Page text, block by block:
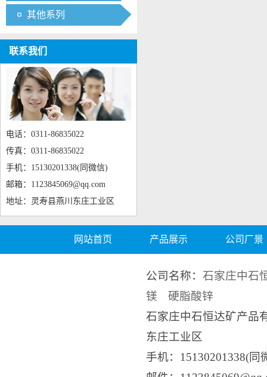
其他系列
联系我们
电话：0311-86835022
传真：0311-86835022
手机：15130201338(同微信)
邮箱：1123845069@qq.com
地址：灵寿县燕川东庄工业区
网站首页 产品展示 公司厂景
公司名称： 石家庄中石
镁
硬脂酸锌
石家庄中石恒达矿产
东庄工业区
手机：15130201338(